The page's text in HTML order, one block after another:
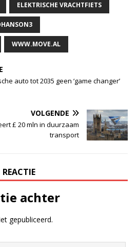
ELEKTRISCHE VRACHTFIETS
WWW.MOVE.AL
auto tot 2035 geen ‘game changer’
VOLGENDE
£ 20 mln in duurzaam
transport
REACTIE
achter
gepubliceerd.